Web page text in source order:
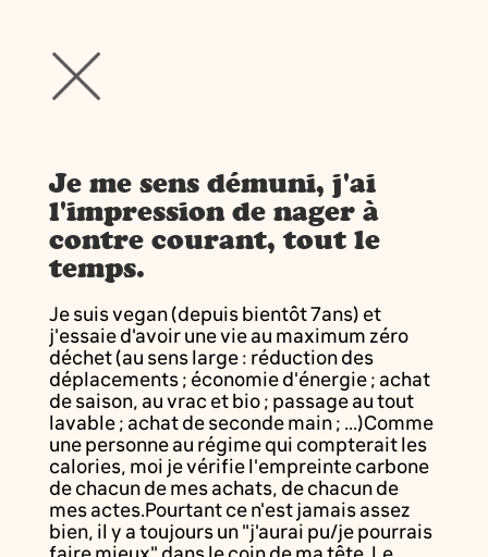
Je me sens démuni, j'ai
l'impression de nager à
contre courant, tout le
temps.
Je suis vegan (depuis bientôt 7ans) et
j'essaie d'avoir une vie au maximum zéro
déchet (au sens large : réduction des
déplacements ; économie d'énergie ; achat
de saison, au vrac et bio ; passage au tout
lavable ; achat de seconde main ; ...)Comme
une personne au régime qui compterait les
calories, moi je vérifie l'empreinte carbone
de chacun de mes achats, de chacun de
mes actes.Pourtant ce n'est jamais assez
bien, il y a toujours un "j'aurai pu/je pourrais